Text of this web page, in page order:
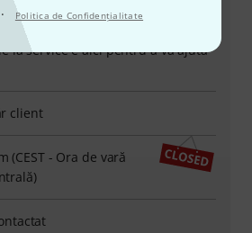
· Politica de Confidenţialitate
+49-9546-9223-530
la service e aici pentru a vă ajuta
client
(CEST - Ora de vară